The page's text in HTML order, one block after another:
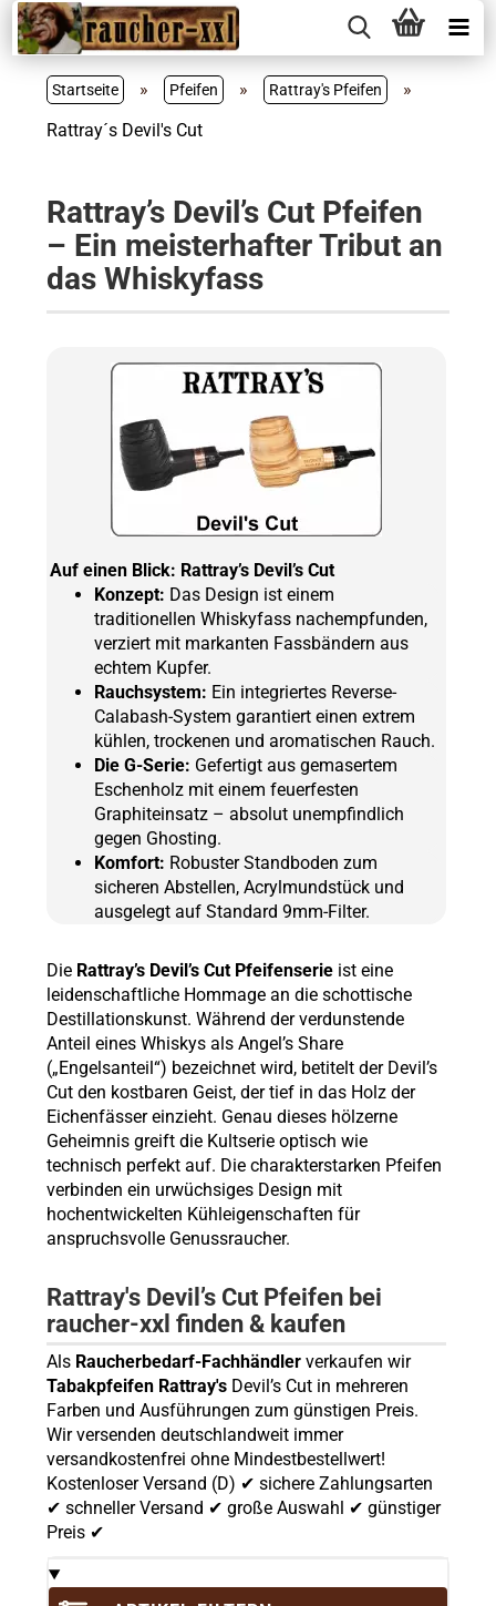
Startseite » Pfeifen » Rattray's Pfeifen
»
Rattray´s Devil's Cut
Rattray’s Devil’s Cut Pfeifen
– Ein meisterhafter Tribut an
das Whiskyfass
Auf einen Blick: Rattray’s Devil’s Cut
Konzept: Das Design ist einem
traditionellen Whiskyfass nachempfunden,
verziert mit markanten Fassbändern aus
echtem Kupfer.
Rauchsystem: Ein integriertes Reverse-
Calabash-System garantiert einen extrem
kühlen, trockenen und aromatischen Rauch.
Die G-Serie: Gefertigt aus gemasertem
Eschenholz mit einem feuerfesten
Graphiteinsatz – absolut unempfindlich
gegen Ghosting.
Komfort: Robuster Standboden zum
sicheren Abstellen, Acrylmundstück und
ausgelegt auf Standard 9mm-Filter.
Die Rattray’s Devil’s Cut Pfeifenserieist eine
leidenschaftliche Hommage an die schottische
Destillationskunst. Während der verdunstende
Anteil eines Whiskys als Angel’s Share
(„Engelsanteil“) bezeichnet wird, betitelt der Devil’s
Cut den kostbaren Geist, der tief in das Holz der
Eichenfässer einzieht. Genau dieses hölzerne
Geheimnis greift die Kultserie optisch wie
technisch perfekt auf. Die charakterstarken Pfeifen
verbinden ein urwüchsiges Design mit
hochentwickelten Kühleigenschaften für
anspruchsvolle Genussraucher.
Rattray's Devil’s Cut Pfeifen bei
raucher-xxl finden & kaufen
Als Raucherbedarf-Fachhändlerverkaufen wir
Tabakpfeifen Rattray's Devil’s Cut in mehreren
Farben und Ausführungen zum günstigen Preis.
Wir versenden deutschlandweit immer
versandkostenfrei ohne Mindestbestellwert!
Kostenloser Versand (D) ✔ sichere Zahlungsarten
✔ schneller Versand ✔ große Auswahl ✔ günstiger
Preis ✔